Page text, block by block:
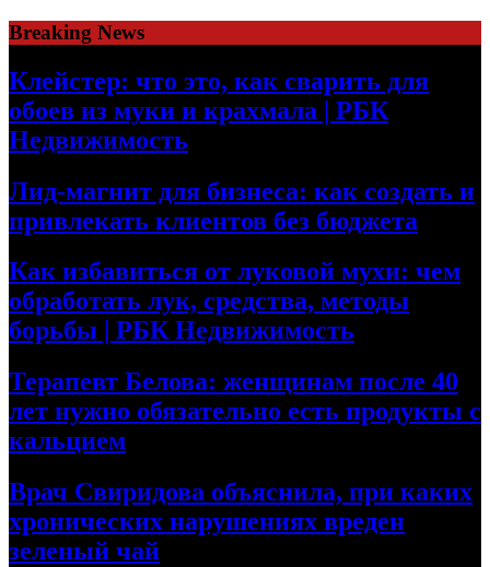
Skip
to
content
Breaking News
Клейстер: что это, как сварить для
обоев из муки и крахмала | РБК
Недвижимость
Лид-магнит для бизнеса: как создать и
привлекать клиентов без бюджета
Как избавиться от луковой мухи: чем
обработать лук, средства, методы
борьбы | РБК Недвижимость
Терапевт Белова: женщинам после 40
лет нужно обязательно есть продукты с
кальцием
Врач Свиридова объяснила, при каких
хронических нарушениях вреден
зеленый чай